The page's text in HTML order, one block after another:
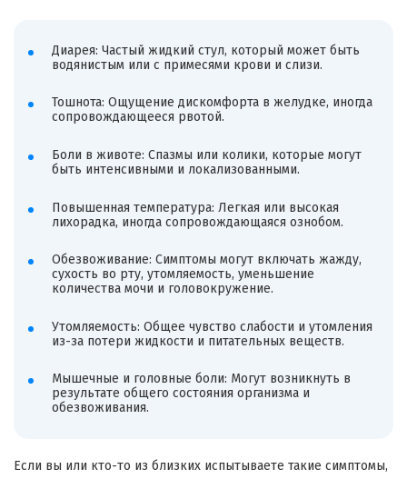
Диарея: Частый жидкий стул, который может быть
водянистым или с примесями крови и слизи.
Тошнота: Ощущение дискомфорта в желудке, иногда
сопровождающееся рвотой.
Боли в животе: Спазмы или колики, которые могут
быть интенсивными и локализованными.
Повышенная температура: Легкая или высокая
лихорадка, иногда сопровождающаяся ознобом.
Обезвоживание: Симптомы могут включать жажду,
сухость во рту, утомляемость, уменьшение
количества мочи и головокружение.
Утомляемость: Общее чувство слабости и утомления
из-за потери жидкости и питательных веществ.
Мышечные и головные боли: Могут возникнуть в
результате общего состояния организма и
обезвоживания.
Если вы или кто-то из близких испытываете такие симптомы,